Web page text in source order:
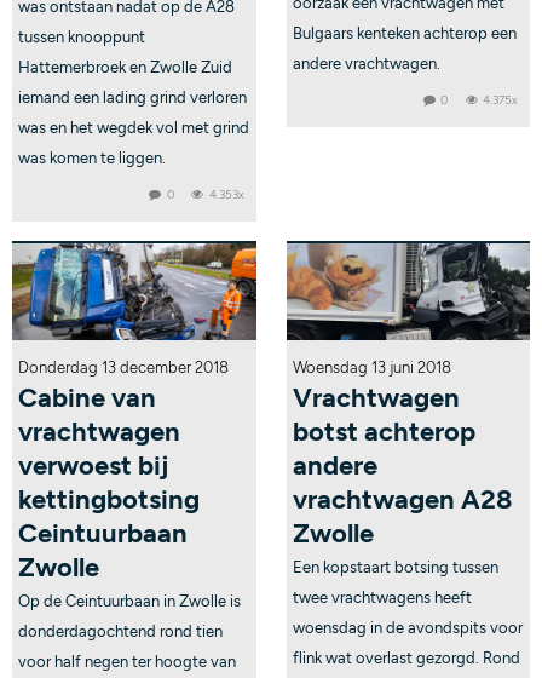
was ontstaan nadat op de A28
tussen knooppunt
Hattemerbroek en Zwolle Zuid
iemand een lading grind verloren
was en het wegdek vol met grind
was komen te liggen.
0 4.353x
Bulgaars kenteken achterop een
andere vrachtwagen.
0 4.375x
Donderdag 13 december 2018
Cabine van
vrachtwagen
verwoest bij
kettingbotsing
Ceintuurbaan
Zwolle
Op de Ceintuurbaan in Zwolle is
donderdagochtend rond tien
voor half negen ter hoogte van
Woensdag 13 juni 2018
Vrachtwagen
botst achterop
andere
vrachtwagen A28
Zwolle
Een kopstaart botsing tussen
twee vrachtwagens heeft
woensdag in de avondspits voor
flink wat overlast gezorgd. Rond